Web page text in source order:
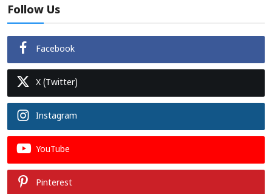
Follow Us
Facebook
X (Twitter)
Instagram
YouTube
Pinterest